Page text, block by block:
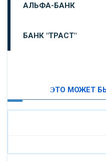
АЛЬФА-БАНК
БАНК "ТРАСТ"
«БАНК САНКТ-
ЭТО МОЖЕТ